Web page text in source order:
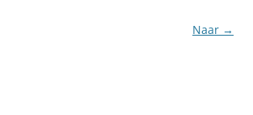
Naar →